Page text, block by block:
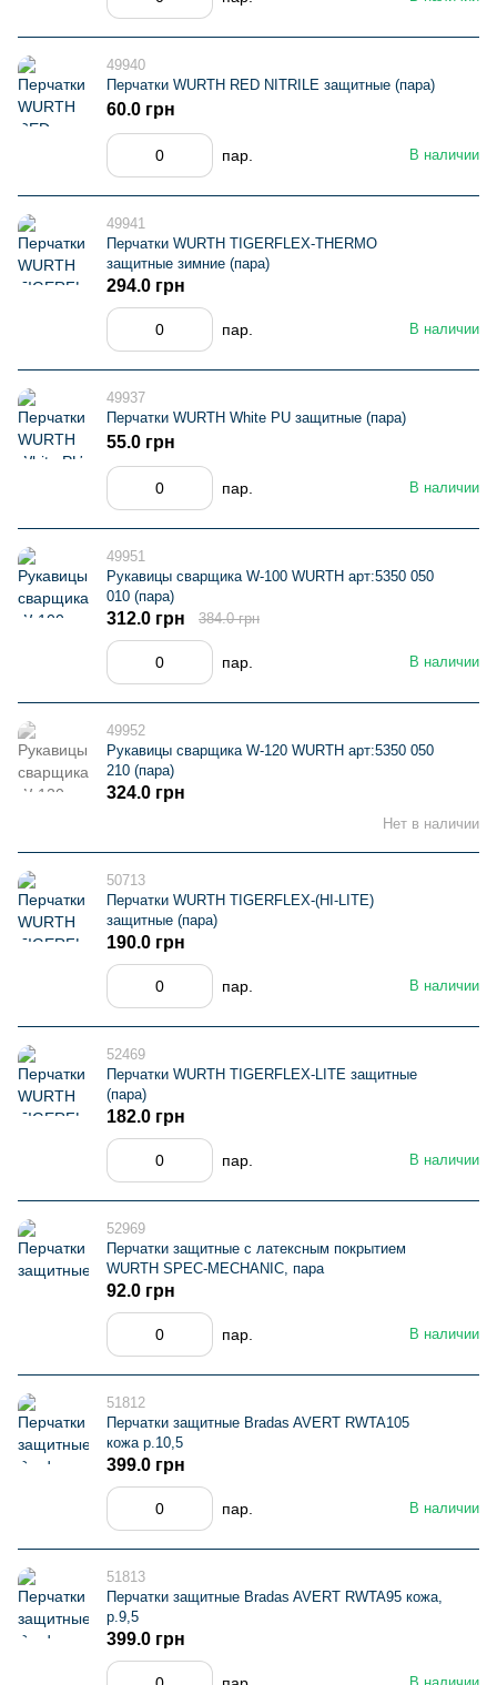
49940
Перчатки WURTH RED NITRILE защитные (пара)
В наличии
60.0 грн
пар.
49941
Перчатки WURTH TIGERFLEX-THERMO
защитные зимние (пара)
В наличии
294.0 грн
пар.
49937
Перчатки WURTH White PU защитные (пара)
В наличии
55.0 грн
пар.
49951
Рукавицы сварщика W-100 WURTH арт:5350 050
010 (пара)
В наличии
312.0 грн 384.0 грн
пар.
49952
Рукавицы сварщика W-120 WURTH арт:5350 050
210 (пара)
Нет в наличии
324.0 грн
50713
Перчатки WURTH TIGERFLEX-(HI-LITE)
защитные (пара)
В наличии
190.0 грн
пар.
52469
Перчатки WURTH TIGERFLEX-LITE защитные
(пара)
В наличии
182.0 грн
пар.
52969
Перчатки защитные с латексным покрытием
WURTH SPEC-MECHANIC, пара
В наличии
92.0 грн
пар.
51812
Перчатки защитные Bradas AVERT RWTA105
кожа р.10,5
В наличии
399.0 грн
пар.
51813
Перчатки защитные Bradas AVERT RWTA95 кожа,
р.9,5
399.0 грн